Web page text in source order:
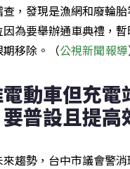
，發現是漁網和廢輪
為要舉辦通車典禮，
移除。（公視新聞報導
動車但充電
普設且提高
趨勢，台中市議會警消